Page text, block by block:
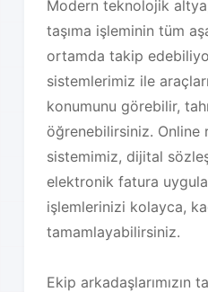
Modern teknolojik
taşıma işleminin tüm
ortamda takip
sistemlerimiz ile
konumunu görebilir,
öğrenebilirsiniz. Online
sistemimiz, dijital
elektronik fatura
işlemlerinizi kolayca,
tamamlayabilirsiniz.
Ekip arkadaşlarımızın